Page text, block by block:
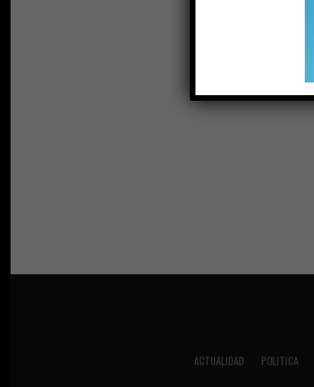
ACTUALIDAD POLITICA